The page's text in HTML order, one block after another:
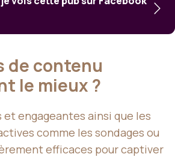
de contenu
le mieux ?
engageantes ainsi que les
comme les sondages ou
efficaces pour captiver